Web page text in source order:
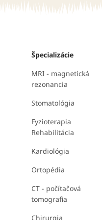
Špecializácie
MRI - magnetická
rezonancia
Stomatológia
Fyzioterapia
Rehabilitácia
Kardiológia
Ortopédia
CT - počítačová
tomografia
Chirurgia